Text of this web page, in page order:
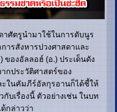
ตรูนำมาใช้ในการดับนูร
ารสังหารปวงศาสดาและ
ของอัลลอฮ์ (อ.) ประเด็นดัง
กประวัติศาสตร์ของ
ในคัมภีร์อัลกุรอานก็ได้ชี้ให้
กับเรื่องนี้ ตัวอย่างเช่น ในบท
กล่าวว่า